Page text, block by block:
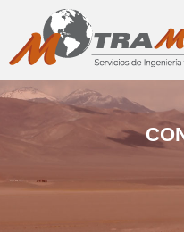
INICIO NUESTRA EMPRESA